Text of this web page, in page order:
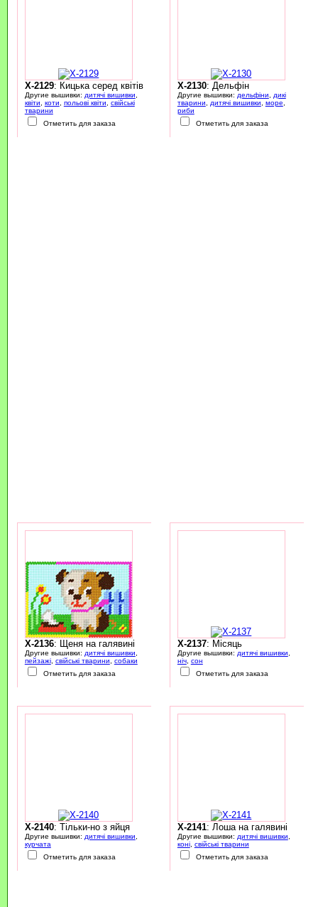
X-2129: Кицька серед квітів
Другие вышивки: дитячі вишивки
квіти
коти польові квіти
свійські
тварини
Отметить для заказа
X-2130: Дельфін
Другие вышивки: дельфіни
дикі
тварини
дитячі вишивки море
риби
Отметить для заказа
X-2136: Щеня на галявині
Другие вышивки: дитячі вишивки
пейзажі, свійські тварини
собаки
Отметить для заказа
X-2137: Місяць
Другие вышивки: дитячі вишивки
ніч, сон
Отметить для заказа
X-2140: Тільки-но з яйця
Другие вышивки: дитячі вишивки
курчата
Отметить для заказа
X-2141: Лоша на галявині
Другие вышивки: дитячі вишивки
коні, свійські тварини
Отметить для заказа